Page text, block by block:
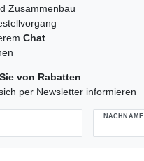
Zusammenbau
Chat
von Rabatten
per Newsletter informieren
NACHNAME